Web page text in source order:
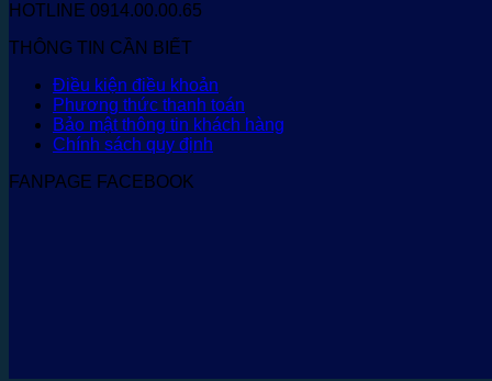
HOTLINE 0914.00.00.65
THÔNG TIN CẦN BIẾT
Điều kiện điều khoản
Phương thức thanh toán
Bảo mật thông tin khách hàng
Chính sách quy định
FANPAGE FACEBOOK